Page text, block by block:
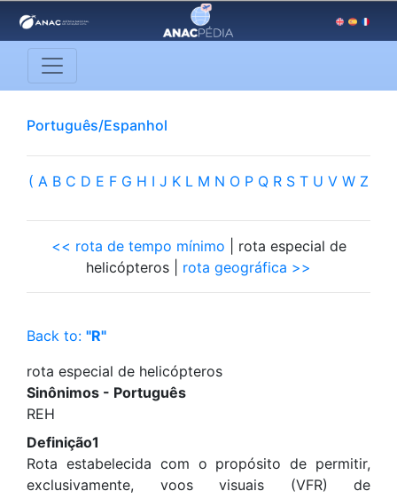
Português/Espanhol
( A B C D E F G H I J K L M N O P Q R S T U V W Z
<< rota de tempo mínimo | rota especial de
helicópteros | rota geográfica >>
Back to: "R"
rota especial de helicópteros
Sinônimos - Português
REH
Definição1
Rota estabelecida com o propósito de permitir,
exclusivamente, voos visuais (VFR) de